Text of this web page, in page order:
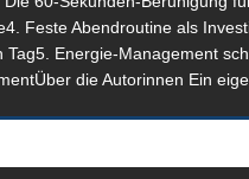
Feste Abendroutine als
Tag5. Energie-Management
die Autorinnen Ein